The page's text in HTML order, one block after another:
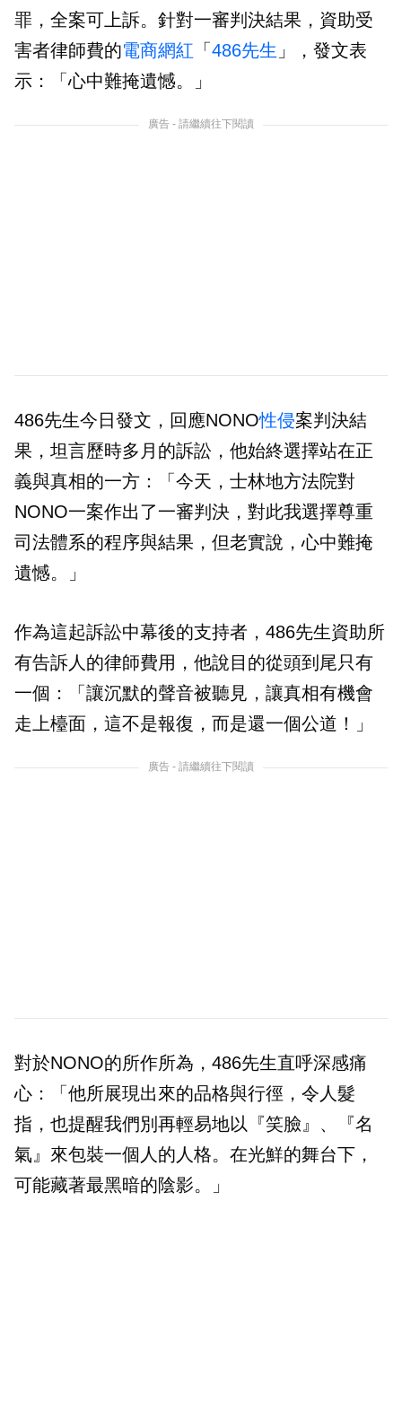
罪，全案可上訴。針對一審判決結果，資助受
害者律師費的電商網紅 「 486先生 」，發文表
示：「心中難掩遺憾。」
廣告 - 請繼續往下閱讀
486先生今日發文，回應NONO性侵案判決結
果，坦言歷時多月的訴訟，他始終選擇站在正
義與真相的一方：「今天，士林地方法院對
NONO一案作出了一審判決，對此我選擇尊重
司法體系的程序與結果，但老實說，心中難掩
遺憾。」
作為這起訴訟中幕後的支持者，486先生資助所
有告訴人的律師費用，他說目的從頭到尾只有
一個：「讓沉默的聲音被聽見，讓真相有機會
走上檯面，這不是報復，而是還一個公道！」
廣告 - 請繼續往下閱讀
對於NONO的所作所為，486先生直呼深感痛
心：「他所展現出來的品格與行徑，令人髮
指，也提醒我們別再輕易地以『笑臉』、『名
氣』來包裝一個人的人格。在光鮮的舞台下，
可能藏著最黑暗的陰影。」